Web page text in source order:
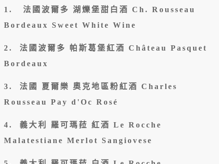
1. 法國波爾多 湖爍堡甜白酒 Ch. Rousseau
Bordeaux Sweet White Wine
2. 法國波爾多 帕斯葛堡紅酒 Château Pasquet
Bordeaux
3. 法國 夏爾樂 奧克地區粉紅酒 Charles
Rousseau Pay d'Oc Rosé
4. 義大利 羅可瑪菈 紅酒 Le Rocche
Malatestiane Merlot Sangiovese